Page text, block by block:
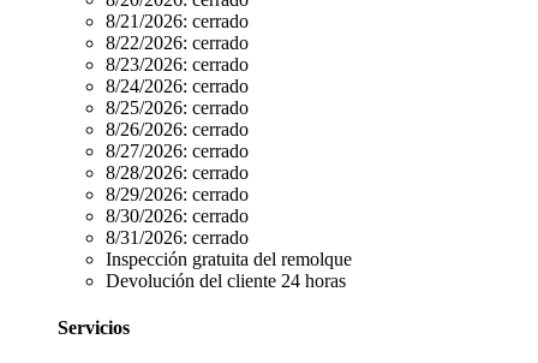
8/21/2026: cerrado
8/22/2026: cerrado
8/23/2026: cerrado
8/24/2026: cerrado
8/25/2026: cerrado
8/26/2026: cerrado
8/27/2026: cerrado
8/28/2026: cerrado
8/29/2026: cerrado
8/30/2026: cerrado
8/31/2026: cerrado
Inspección gratuita del remolque
Devolución del cliente 24 horas
Servicios